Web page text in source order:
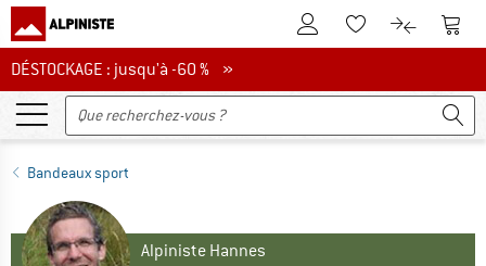
Vers le compte client
Vers la liste
Vers le
DÉSTOCKAGE : jusqu'à -60 %
DÉSTOCKAGE : jusqu'à -60 % »
Bandeaux sport
Alpiniste Hannes